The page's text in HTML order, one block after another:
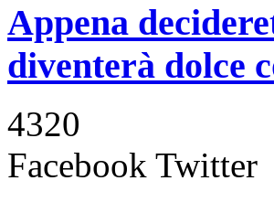
Appena
diventerà dolce
4320
Facebook Twitter